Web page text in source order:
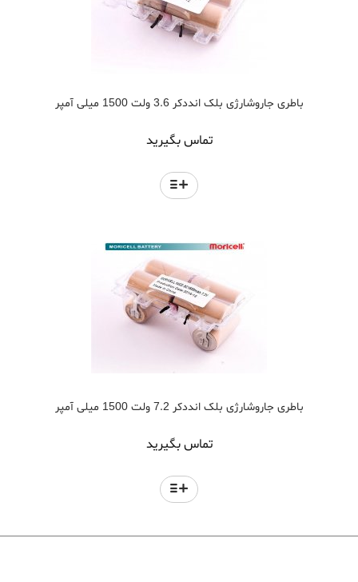
باطری جاروشارژی بلک انددکر 3.6 ولت 1500 میلی آمپر
تماس بگیرید
باطری جاروشارژی بلک انددکر 7.2 ولت 1500 میلی آمپر
تماس بگیرید